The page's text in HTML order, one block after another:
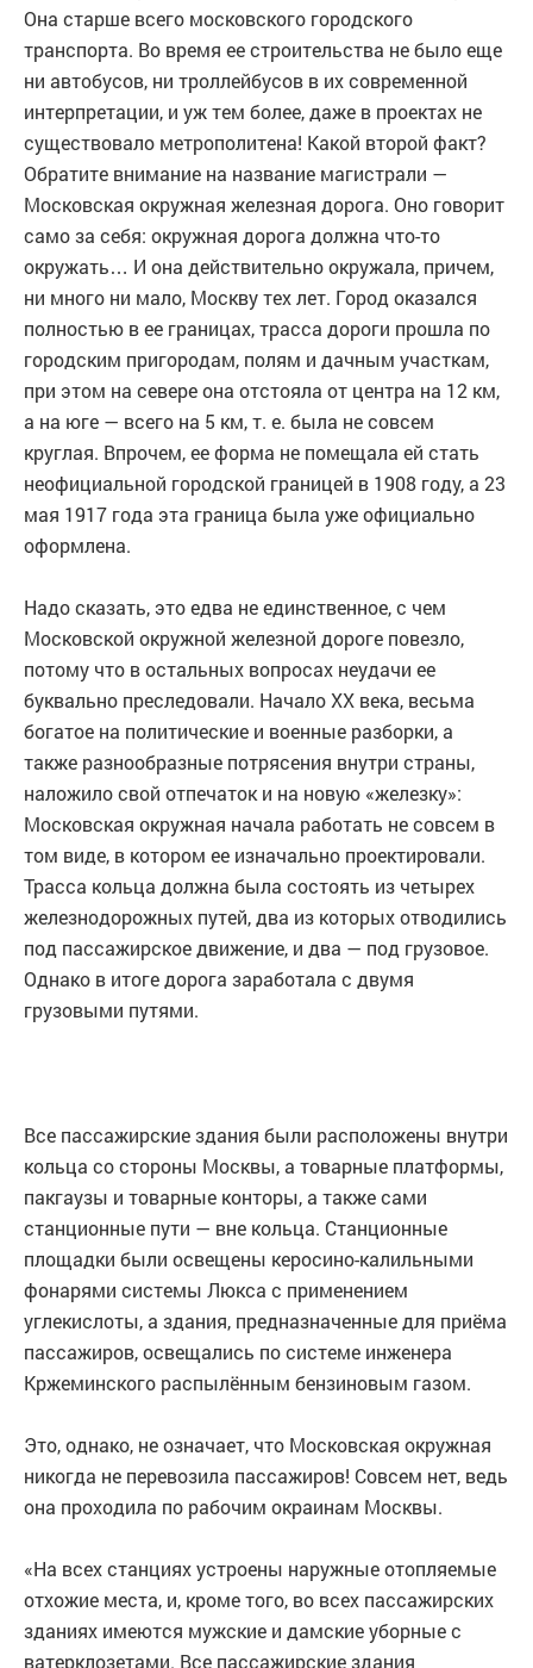
Она старше всего московского городского
транспорта. Во время ее строительства не было еще
ни автобусов, ни троллейбусов в их современной
интерпретации, и уж тем более, даже в проектах не
существовало метрополитена! Какой второй факт?
Обратите внимание на название магистрали —
Московская окружная железная дорога. Оно говорит
само за себя: окружная дорога должна что-то
окружать… И она действительно окружала, причем,
ни много ни мало, Москву тех лет. Город оказался
полностью в ее границах, трасса дороги прошла по
городским пригородам, полям и дачным участкам,
при этом на севере она отстояла от центра на 12 км,
а на юге — всего на 5 км, т. е. была не совсем
круглая. Впрочем, ее форма не помещала ей стать
неофициальной городской границей в 1908 году, а 23
мая 1917 года эта граница была уже официально
оформлена.
Надо сказать, это едва не единственное, с чем
Московской окружной железной дороге повезло,
потому что в остальных вопросах неудачи ее
буквально преследовали. Начало XX века, весьма
богатое на политические и военные разборки, а
также разнообразные потрясения внутри страны,
наложило свой отпечаток и на новую «железку»:
Московская окружная начала работать не совсем в
том виде, в котором ее изначально проектировали.
Трасса кольца должна была состоять из четырех
железнодорожных путей, два из которых отводились
под пассажирское движение, и два — под грузовое.
Однако в итоге дорога заработала с двумя
грузовыми путями.
Все пассажирские здания были расположены внутри
кольца со стороны Москвы, а товарные платформы,
пакгаузы и товарные конторы, а также сами
станционные пути — вне кольца. Станционные
площадки были освещены керосино-калильными
фонарями системы Люкса с применением
углекислоты, а здания, предназначенные для приёма
пассажиров, освещались по системе инженера
Кржеминского распылённым бензиновым газом.
Это, однако, не означает, что Московская окружная
никогда не перевозила пассажиров! Совсем нет, ведь
она проходила по рабочим окраинам Москвы.
«На всех станциях устроены наружные отопляемые
отхожие места, и, кроме того, во всех пассажирских
зданиях имеются мужские и дамские уборные с
ватерклозетами. Все пассажирские здания